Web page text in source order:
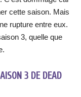
cette saison. Mais
rupture entre eux.
3, quelle que
3 DE DEAD